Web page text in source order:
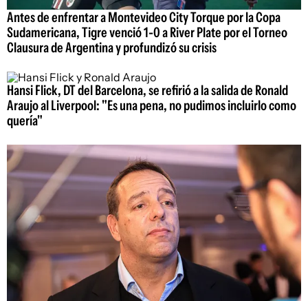
Antes de enfrentar a Montevideo City Torque por la Copa
Sudamericana, Tigre venció 1-0 a River Plate por el Torneo
Clausura de Argentina y profundizó su crisis
Hansi Flick, DT del Barcelona, se refirió a la salida de Ronald
Araujo al Liverpool: "Es una pena, no pudimos incluirlo como
quería"